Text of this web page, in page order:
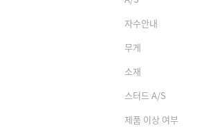
자수안내
무게
소재
스터드 A/S
제품 이상 여부